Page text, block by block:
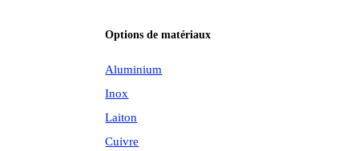
Options de matériaux
Aluminium
Inox
Laiton
Cuivre